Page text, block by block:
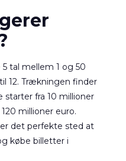
tal mellem 1 og 50
12. Trækningen finder
fra 10 millioner
millioner euro.
det perfekte sted at
købe billetter i